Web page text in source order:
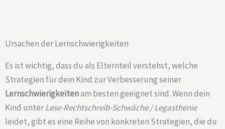
Ursachen der Lernschwierigkeiten
Es ist wichtig, dass du als Elternteil verstehst, welche
Strategien für dein Kind zur Verbesserung seiner
Lernschwierigkeitenam besten geeignet sind. Wenn dein
Kind unterLese-Rechtschreib-Schwäche / Legasthenie
leidet, gibt es eine Reihe von konkreten Strategien, die du